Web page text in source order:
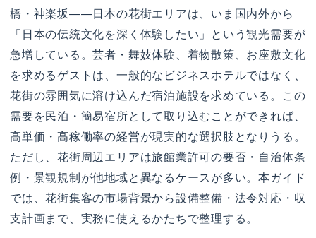
橋・神楽坂——日本の花街エリアは、いま国内外から
「日本の伝統文化を深く体験したい」という観光需要が
急増している。芸者・舞妓体験、着物散策、お座敷文化
を求めるゲストは、一般的なビジネスホテルではなく、
花街の雰囲気に溶け込んだ宿泊施設を求めている。この
需要を民泊・簡易宿所として取り込むことができれば、
高単価・高稼働率の経営が現実的な選択肢となりうる。
ただし、花街周辺エリアは旅館業許可の要否・自治体条
例・景観規制が他地域と異なるケースが多い。本ガイド
では、花街集客の市場背景から設備整備・法令対応・収
支計画まで、実務に使えるかたちで整理する。